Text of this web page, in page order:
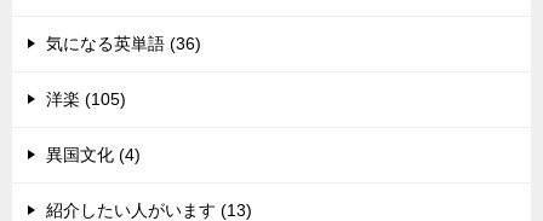
気になる英単語 (36)
洋楽 (105)
異国文化 (4)
紹介したい人がいます (13)